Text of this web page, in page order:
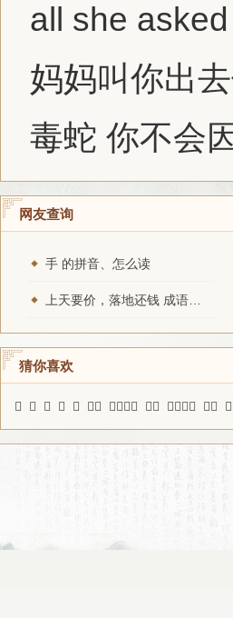
all she
妈妈叫你出
毒蛇 你不会
网友查询
手 的拼音、怎么读
猜你喜欢
𦼌 㠇 𩿗 逭 轚 春色 鸿鹄之志 庄吏 黑龙江省 颁秩